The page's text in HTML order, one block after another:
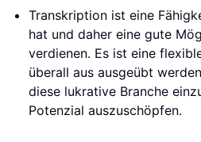
Transkription ist eine
hat und daher eine gute
verdienen. Es ist eine
überall aus ausgeübt
diese lukrative Branche
Potenzial auszuschöpfen.